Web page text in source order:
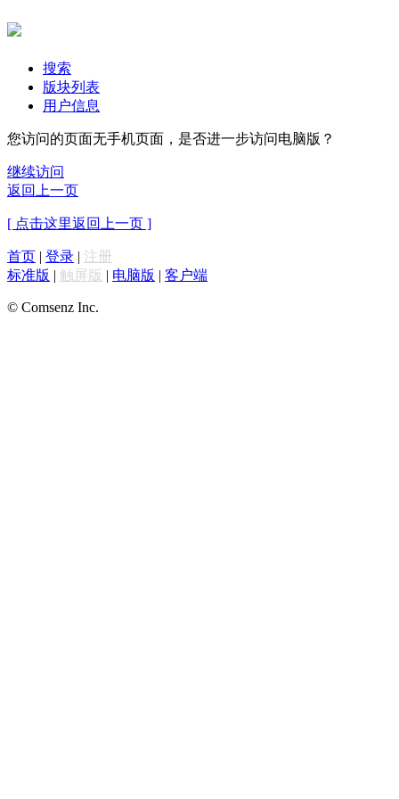
搜索
版块列表
用户信息
您访问的页面无手机页面，是否进一步访问电脑版？
继续访问
返回上一页
[ 点击这里返回上一页 ]
首页 | 登录 | 注册
标准版 | 触屏版 | 电脑版 | 客户端
© Comsenz Inc.